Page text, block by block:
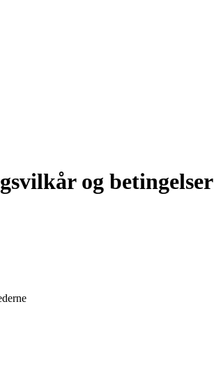
og betingelser